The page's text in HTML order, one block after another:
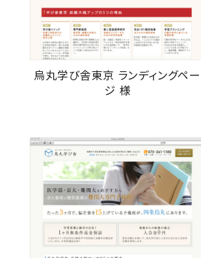
烏丸学び舎東京 ランディングペー
ジ 様